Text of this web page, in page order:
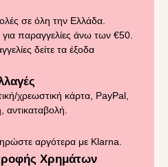
σε όλη την Ελλάδα.
παραγγελίες άνω των €50.
δείτε τα έξοδα
χρεωστική κάρτα, PayPal,
αντικαταβολή.
αργότερα με Klarna.
Χρημάτων